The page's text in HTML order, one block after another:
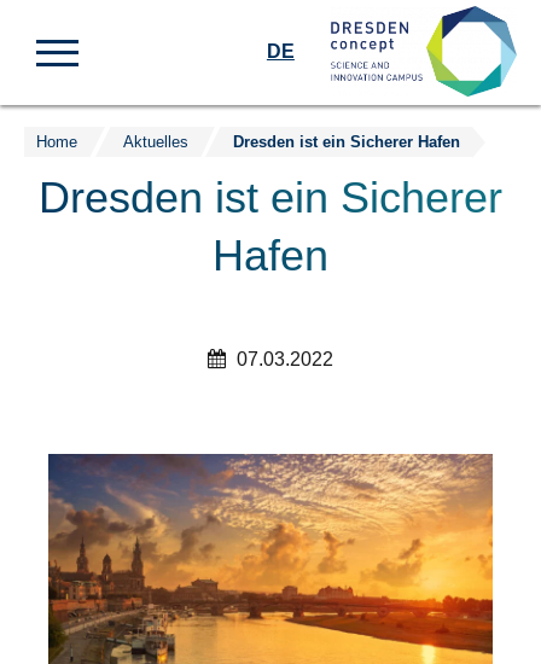
Inhalt
springen
DE
Home Aktuelles Dresden ist ein Sicherer Hafen
Dresden ist ein Sicherer
Hafen
07.03.2022